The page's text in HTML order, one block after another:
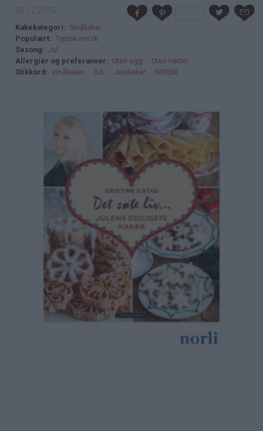
Kakekategori
Småkaker
Populært
Typisk norsk
Sesong
Jul
Allergier og preferanser
Uten egg
Uten nøtter
Stikkord
småkaker JUL Julekaker NORSK